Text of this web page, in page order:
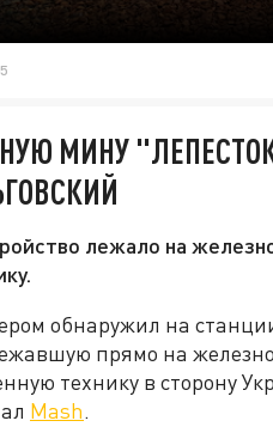
МИНУ
лежало на
обнаружил на
прямо на
технику в сторону
Mash.